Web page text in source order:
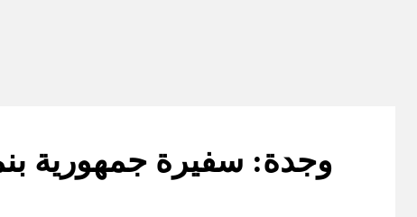
وجدة: سفيرة جمهورية